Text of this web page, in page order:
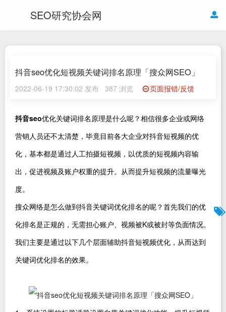
SEO研究协会网
抖音seo优化短视频关键词排名原理「搜众网SEO」
2022-06-19 17:30:02 发布 387 浏览 页面报错/反馈
抖音seo优化关键词排名原理是什么呢？相信很多企业或网络
营销人员还不太清楚，毕竟目前各大企业对抖音短视频的优
化，基本都是通过人工拍摄短视频，以优质的短视频内容输
出，促进视频及账户权重的提升。从而提升短视频的流量曝光
度。
搜众网络是怎么做到抖音关键词优化排名的呢？首先我们的优
化排名是正规的，无需担心账户、视频被K或被封等负面情况。
我们主要是通过以下几个层面辅助抖音短视频优化，从而达到
关键词优化排名的效果。